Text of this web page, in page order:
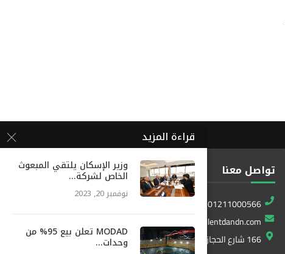
تواصل معنا
01211000566
info@excellentdandn.com
166 شارع الحجاز المطار ، النزهة ، القاهرة ، مصر
قراءة المزيد
وزير الإسكان يلتقي المبعوث
الخاص لشركة...
نوفمبر 20, 2023
MODAD تعلن بيع 95% من
وحدات...